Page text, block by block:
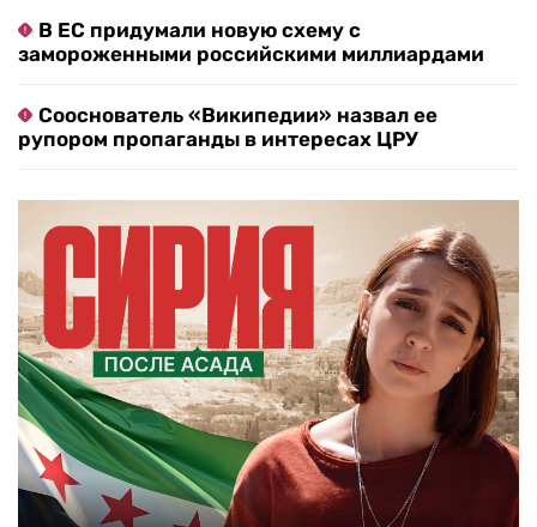
В ЕС придумали новую схему с
замороженными российскими миллиардами
Сооснователь «Википедии» назвал ее
рупором пропаганды в интересах ЦРУ